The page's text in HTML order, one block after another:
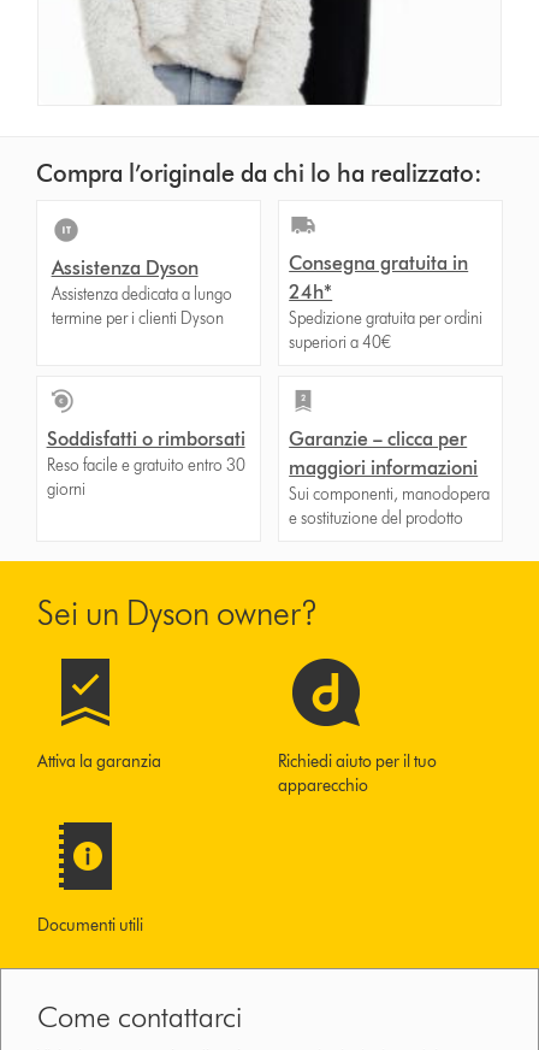
Compra l’originale da chi lo ha realizzato:
Assistenza Dyson
Assistenza dedicata a lungo
termine per i clienti Dyson
Consegna gratuita in
24h*
Spedizione gratuita per ordini
superiori a 40€
Soddisfatti o rimborsati
Reso facile e gratuito entro 30
giorni
Garanzie – clicca per
maggiori informazioni
Sui componenti, manodopera
e sostituzione del prodotto
Sei un Dyson owner?
Attiva la garanzia
Richiedi aiuto per il tuo
apparecchio
Documenti utili
Come contattarci